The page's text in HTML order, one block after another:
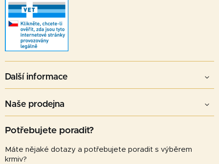
Další informace
Naše prodejna
Potřebujete poradit?
Máte nějaké dotazy a potřebujete poradit s výběrem
krmiv?